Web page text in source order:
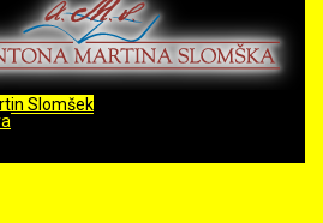
Slomšek